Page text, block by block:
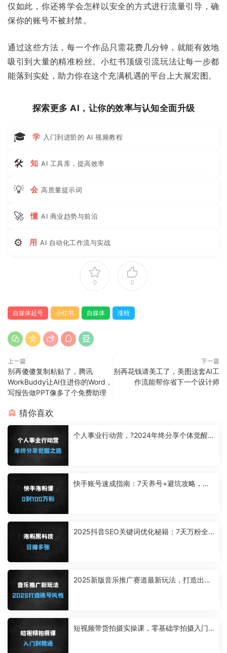
仅如此，你还将学会怎样以安全的方式进行流量引导，确
保你的账号不被封禁。
通过这些方法，每一个作品只需花费几分钟，就能有效地
吸引到大量的精准粉丝。小红书顶级引流玩法让每一步都
能落到实处，助力你在这个充满机遇的平台上大展宏图。
探索更多 AI，让你的效率与认知全面升级
🎓 学 入门到进阶的 AI 视频教程
🛠 知 AI 工具库，提高效率
💡 会 高质量提示词
🚀 懂 AI 商业趋势与前沿
⚙ 用 AI 自动化工作流与实战
0 0
自媒体起号 小红书 自媒体 涨粉
上一篇
别再傻傻复制粘贴了，腾讯
WorkBuddy让AI住进你的Word，
写报告做PPT像多了个免费助理
下一篇
别再花钱请美工了，美图这套AI工
作流能帮你省下一个设计师
猜你喜欢
个人事业行动营，?2024年终分享个体觉醒
快手账号速成指南：7天养号+避坑攻略，手
2025抖音SEO关键词优化秘籍：7天万粉全
2025新版音乐推广赛道最新玩法，打造出自
短视频带货拍摄实操课，零基础学拍摄入门